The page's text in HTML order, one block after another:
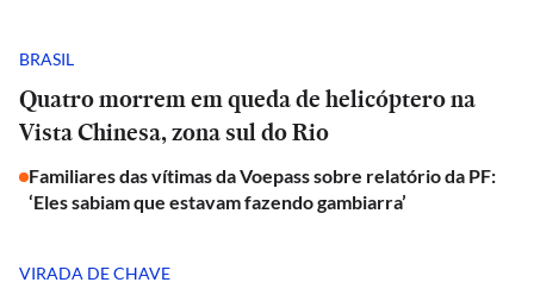
BRASIL
Quatro morrem em queda de helicóptero na
Vista Chinesa, zona sul do Rio
Familiares das vítimas da Voepass sobre relatório da PF:
‘Eles sabiam que estavam fazendo gambiarra’
VIRADA DE CHAVE